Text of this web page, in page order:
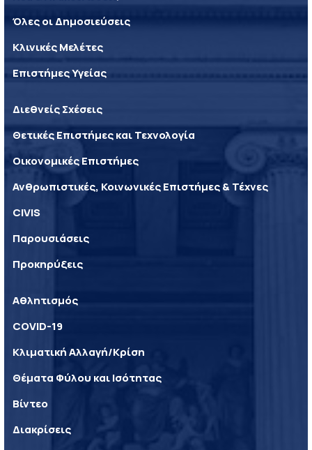
Όλες οι Δημοσιεύσεις
Κλινικές Μελέτες
Επιστήμες Υγείας
Διεθνείς Σχέσεις
Θετικές Επιστήμες και Τεχνολογία
Οικονομικές Επιστήμες
Ανθρωπιστικές, Κοινωνικές Επιστήμες & Τέχνες
CIVIS
Παρουσιάσεις
Προκηρύξεις
Αθλητισμός
COVID-19
Κλιματική Αλλαγή/Κρίση
Θέματα Φύλου και Ισότητας
Βίντεο
Διακρίσεις